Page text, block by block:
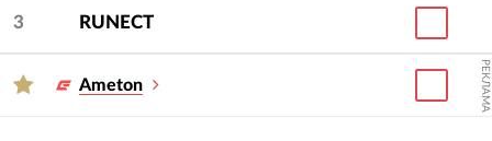
3 RUNECT
Ameton РЕКЛАМА